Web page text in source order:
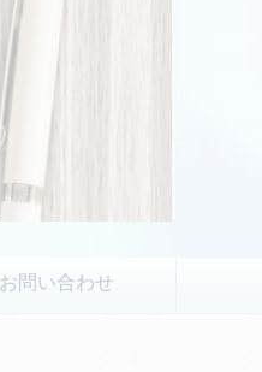
お問い合わせ